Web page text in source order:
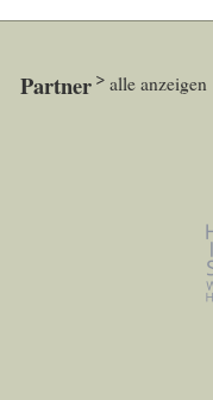
Partner alle anzeigen